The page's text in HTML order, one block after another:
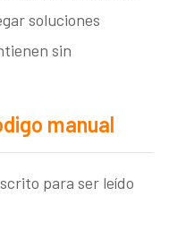
soluciones
sin
manual
para ser leído